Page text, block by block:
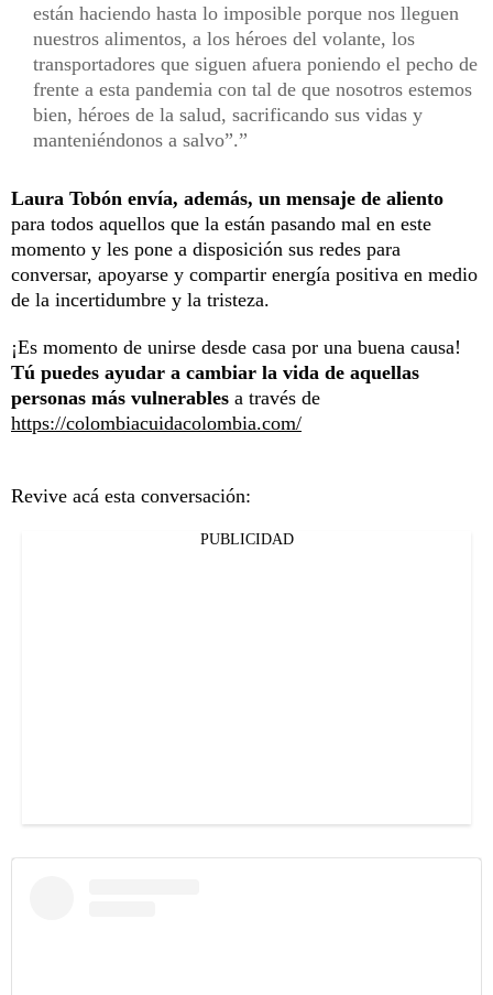
están haciendo hasta lo imposible porque nos lleguen
nuestros alimentos, a los héroes del volante, los
transportadores que siguen afuera poniendo el pecho de
frente a esta pandemia con tal de que nosotros estemos
bien, héroes de la salud, sacrificando sus vidas y
manteniéndonos a salvo”.
Laura Tobón envía, además, un mensaje de aliento
para todos aquellos que la están pasando mal en este
momento y les pone a disposición sus redes para
conversar, apoyarse y compartir energía positiva en medio
de la incertidumbre y la tristeza.
¡Es momento de unirse desde casa por una buena causa!
Tú puedes ayudar a cambiar la vida de aquellas
personas más vulnerables a través de
https://colombiacuidacolombia.com/
Revive acá esta conversación:
PUBLICIDAD